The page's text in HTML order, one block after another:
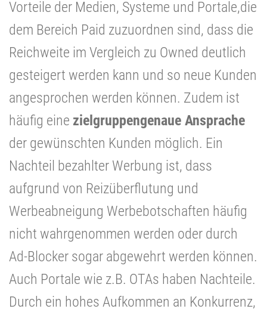
Vorteile der Medien, Systeme und Portale,die
dem Bereich Paid zuzuordnen sind, dass die
Reichweite im Vergleich zu Owned deutlich
gesteigert werden kann und so neue Kunden
angesprochen werden können. Zudem ist
häufig eine zielgruppengenaue Ansprache
der gewünschten Kunden möglich. Ein
Nachteil bezahlter Werbung ist, dass
aufgrund von Reizüberflutung und
Werbeabneigung Werbebotschaften häufig
nicht wahrgenommen werden oder durch
Ad-Blocker sogar abgewehrt werden können.
Auch Portale wie z.B. OTAs haben Nachteile.
Durch ein hohes Aufkommen an Konkurrenz,